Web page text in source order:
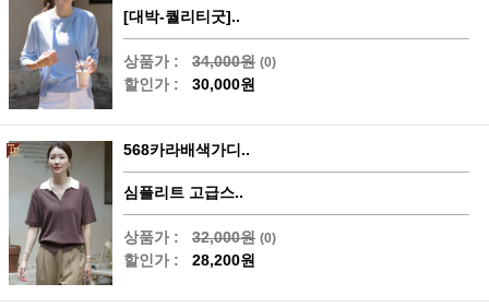
[대박-퀄리티굿]..
상품가 : 34,000원 (0)
할인가 : 30,000원
568카라배색가디..
심플리트 고급스..
상품가 : 32,000원 (0)
할인가 : 28,200원